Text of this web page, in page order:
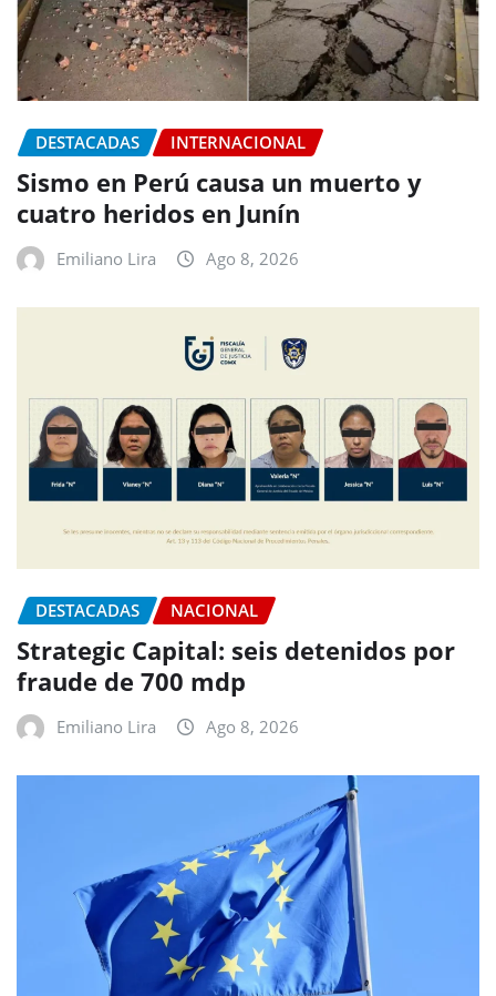
DESTACADAS INTERNACIONAL
Sismo en Perú causa un muerto y
cuatro heridos en Junín
Emiliano Lira Ago 8, 2026
DESTACADAS NACIONAL
Strategic Capital: seis detenidos por
fraude de 700 mdp
Emiliano Lira Ago 8, 2026